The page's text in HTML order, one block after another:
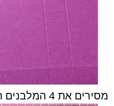
מסירים את 4 המלבנים החיצוניים